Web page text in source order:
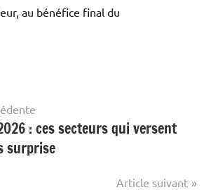
au bénéfice final du
: ces secteurs qui versent
surprise
Article suivant